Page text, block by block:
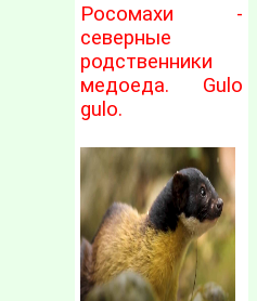
Росомахи -
северные
родственники
медоеда. Gulo
gulo.